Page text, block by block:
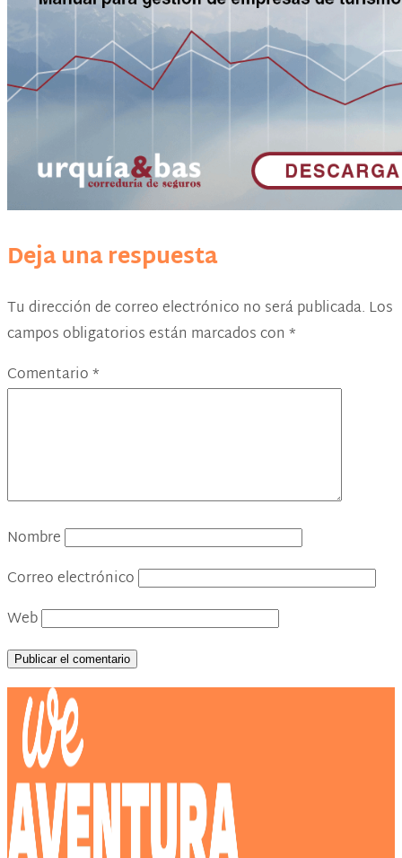
Deja una respuesta
Tu dirección de correo electrónico no será publicada. Los
campos obligatorios están marcados con *
Comentario*
Nombre
Correo electrónico
Web